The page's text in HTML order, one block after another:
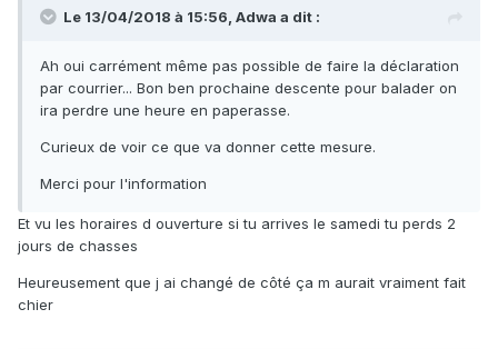
Le 13/04/2018 à 15:56, Adwa a dit :
Ah oui carrément même pas possible de faire la déclaration
par courrier... Bon ben prochaine descente pour balader on
ira perdre une heure en paperasse.
Curieux de voir ce que va donner cette mesure.
Merci pour l'information
Et vu les horaires d ouverture si tu arrives le samedi tu perds 2
jours de chasses
Heureusement que j ai changé de côté ça m aurait vraiment fait
chier